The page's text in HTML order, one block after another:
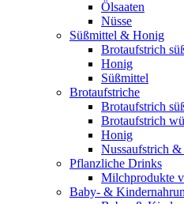
Ölsaaten
Nüsse
Süßmittel & Honig
Brotaufstrich
Honig
Süßmittel
Brotaufstriche
Brotaufstrich
Brotaufstrich
Honig
Nussaufstrich &
Pflanzliche Drinks
Milchprodukte
Baby- &